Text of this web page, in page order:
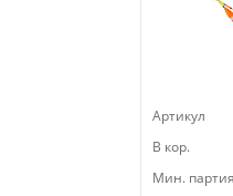
Артикул
В кор.
Мин. партия